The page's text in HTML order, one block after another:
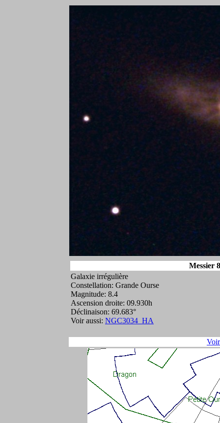
Messier
Galaxie irrégulière
Constellation: Grande Ourse
Magnitude: 8.4
Ascension droite: 09.930h
Déclinaison: 69.683°
Voir aussi: NGC3034_HA